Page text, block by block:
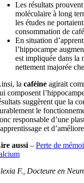
Les résultats
moléculaire à long
les études ne
consommation de
En situation
l’hippocampe
est impliquée dans la
nettement majorée
la caféineagirait
composent
suggèrent que la
le
responsable d’une
et
aussi– Perte de
F., Docteure en